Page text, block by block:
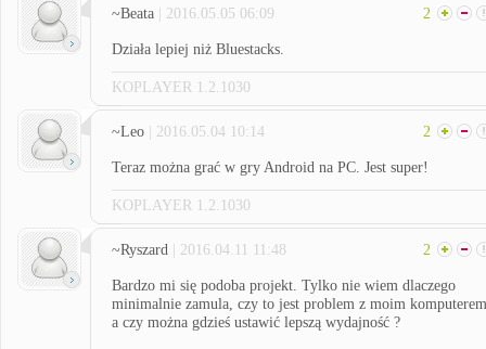
~Beata | 2016.05.05 06:09 2
Działa lepiej niż Bluestacks.
KOPLAYER 1.2.1030
~Leo | 2016.05.04 10:14 2
Teraz można grać w gry Android na PC. Jest super!
KOPLAYER 1.2.1030
~Ryszard | 2016.04.11 11:48 2
Bardzo mi się podoba projekt. Tylko nie wiem dlaczego
minimalnie zamula, czy to jest problem z moim
a czy można gdzieś ustawić lepszą wydajność ?